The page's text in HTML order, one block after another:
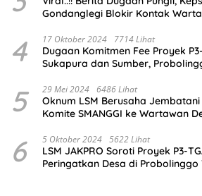
Gondanglegi Blokir Kontak
4 17 Oktober 2024 7714 Lihat
Dugaan Komitmen Fee Proyek
Sukapura dan Sumber,
5 29 Mei 2024 6486 Lihat
Oknum LSM Berusaha
Komite SMANGGI ke Wartawan
6 5 Oktober 2024 5622 Lihat
LSM JAKPRO Soroti Proyek P3-
Peringatkan Desa di Probolinggo